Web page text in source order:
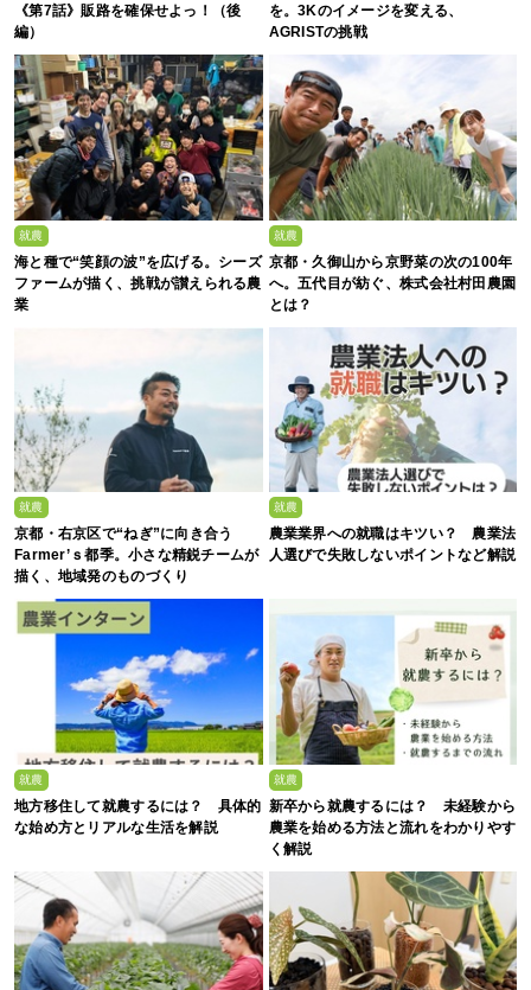
《第7話》販路を確保せよっ！（後
編）
を。3Kのイメージを変える、
AGRISTの挑戦
就農
海と種で“笑顔の波”を広げる。シーズ
ファームが描く、挑戦が讃えられる農
業
就農
京都・久御山から京野菜の次の100年
へ。五代目が紡ぐ、株式会社村田農園
とは？
就農
京都・右京区で“ねぎ”に向き合う
Farmer’ｓ都季。小さな精鋭チームが
描く、地域発のものづくり
就農
農業業界への就職はキツい？ 農業法
人選びで失敗しないポイントなど解説
就農
地方移住して就農するには？ 具体的
な始め方とリアルな生活を解説
就農
新卒から就農するには？ 未経験から
農業を始める方法と流れをわかりやす
く解説